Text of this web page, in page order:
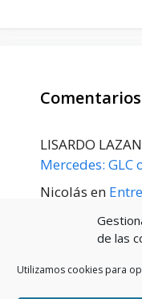
de las
Utilizamos cookies para
LISARDO
Mercedes: GLC
Nicolás en
principios de